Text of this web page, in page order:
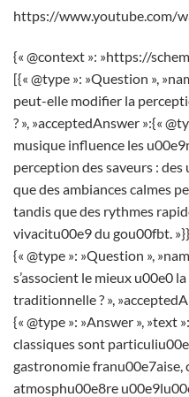
https://www.youtube.com/
{« @context »: »https://
[{« @type »: »Question »,
peut-elle modifier la
? », »acceptedAnswer »:{«
musique influence les
perception des saveurs :
que des ambiances calmes
tandis que des rythmes
vivacitu00e9 du gou00fbt.
{« @type »: »Question »,
s’associent le mieux u00e0
traditionnelle ? »,
{« @type »: »Answer », »text
classiques sont
gastronomie franu00e7aise,
atmosphu00e8re